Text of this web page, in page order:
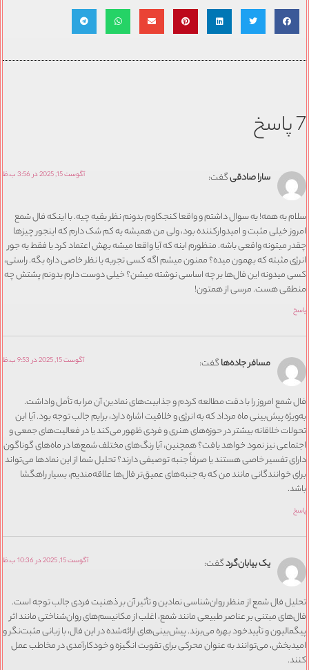
7 پاسخ
سارا صادقی گفت: آگوست 15, 2025 در 3:56 ب.ظ
سلام به همه! یه سوال داشتم و واقعا کنجکاوم بدونم نظر بقیه چیه. با اینکه فال شمع
امروز خیلی مثبت و امیدوارکننده بود، ولی من همیشه یه کم شک دارم که اینجور چیزها
چقدر میتونه واقعی باشه. منظورم اینه که آیا واقعا میشه بهش اعتماد کرد یا فقط یه جور
انرژی مثبته که بهمون میده؟ ممنون میشم اگه کسی تجربه یا نظر خاصی داره بگه. راستی،
کسی میدونه این فال‌ها بر چه اساسی نوشته میشن؟ خیلی دوست دارم بدونم پشتش چه
منطقی هست. مرسی از همتون!
پاسخ
مسافر جاده‌ها گفت: آگوست 15, 2025 در 9:53 ب.ظ
فال شمع امروز را با دقت مطالعه کردم و جذابیت‌های نمادین آن مرا به تأمل واداشت.
به‌ویژه پیش‌بینی ماه مرداد که به انرژی و خلاقیت اشاره دارد، برایم جالب توجه بود. آیا این
تحولات خلاقانه بیشتر در حوزه‌های هنری و فردی ظهور می‌کند یا در فعالیت‌های جمعی و
اجتماعی نیز نمود خواهد یافت؟ همچنین، آیا رنگ‌های مختلف شمع‌ها در ماه‌های گوناگون
دارای تفسیر خاصی هستند یا صرفاً جنبه توصیفی دارند؟ تحلیل شما از این نمادها می‌تواند
برای خوانندگانی مانند من که به جنبه‌های عمیق‌تر فال‌ها علاقه‌مندیم، بسیار راهگشا
باشد.
پاسخ
یک بیابان‌گرد گفت: آگوست 15, 2025 در 10:36 ب.ظ
تحلیل فال شمع از منظر روان‌شناسی نمادین و تأثیر آن بر ذهنیت فردی جالب توجه است.
فال‌های مبتنی بر عناصر طبیعی مانند شمع، اغلب از مکانیسم‌های روان‌شناختی مانند اثر
پیگمالیون و تأیید‌خود بهره می‌برند. پیش‌بینی‌های ارائه‌شده در این فال، با زبانی مثبت‌نگر و
امیدبخش، می‌توانند به عنوان محرکی برای تقویت انگیزه و خودکارآمدی در مخاطب عمل
کنند.